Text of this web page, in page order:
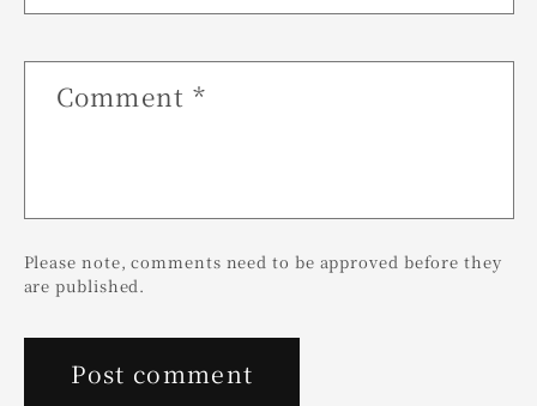
Comment *
Please note, comments need to be approved before they
are published.